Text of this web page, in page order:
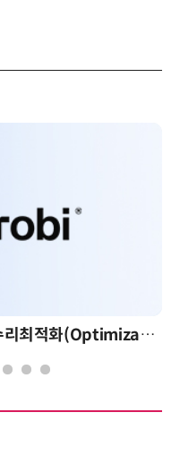
AI 시대의 의사결정을 바꾸는 수리최적화(Optimization): 실제 산업 적용 사례와 활용 전략